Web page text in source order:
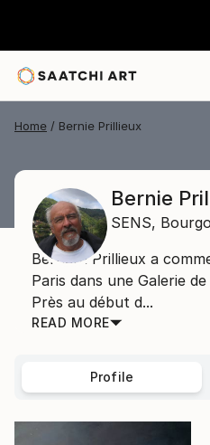
Home Bernie Prillieux
Bernie
SENS,
Bernard Prillieux a
Paris dans une Galerie
Près au début d...
READ MORE
Profile